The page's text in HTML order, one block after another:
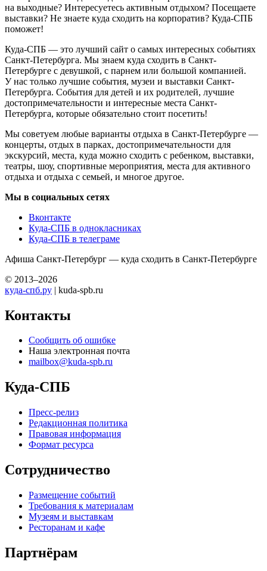
на выходные? Интересуетесь активным отдыхом? Посещаете
выставки? Не знаете куда сходить на корпоратив? Куда-СПБ
поможет!
Куда-СПБ — это лучший сайт о самых интересных событиях
Санкт-Петербурга. Мы знаем куда сходить в Санкт-
Петербурге с девушкой, с парнем или большой компанией.
У нас только лучшие события, музеи и выставки Санкт-
Петербурга. События для детей и их родителей, лучшие
достопримечательности и интересные места Санкт-
Петербурга, которые обязательно стоит посетить!
Мы советуем любые варианты отдыха в Санкт-Петербурге —
концерты, отдых в парках, достопримечательности для
экскурсий, места, куда можно сходить с ребенком, выставки,
театры, шоу, спортивные мероприятия, места для активного
отдыха и отдыха с семьей, и многое другое.
Мы в социальных сетях
Вконтакте
Куда-СПБ в однокласниках
Куда-СПБ в телеграме
Афиша Санкт-Петербург — куда сходить в Санкт-Петербурге
© 2013–2026
куда-спб.ру | kuda-spb.ru
Контакты
Сообщить об ошибке
Наша электронная почта
mailbox@kuda-spb.ru
Куда-СПБ
Пресс-релиз
Редакционная политика
Правовая информация
Формат ресурса
Сотрудничество
Размещение событий
Требования к материалам
Музеям и выставкам
Ресторанам и кафе
Партнёрам